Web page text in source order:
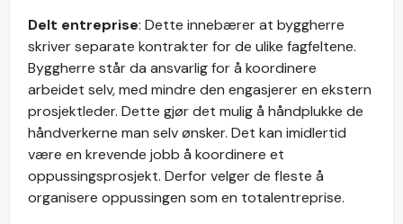
Delt entreprise: Dette innebærer at byggherre
skriver separate kontrakter for de ulike fagfeltene.
Byggherre står da ansvarlig for å koordinere
arbeidet selv, med mindre den engasjerer en ekstern
prosjektleder. Dette gjør det mulig å håndplukke de
håndverkerne man selv ønsker. Det kan imidlertid
være en krevende jobb å koordinere et
oppussingsprosjekt. Derfor velger de fleste å
organisere oppussingen som en totalentreprise.